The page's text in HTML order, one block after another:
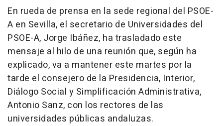
En rueda de prensa en la sede regional del PSOE-
A en Sevilla, el secretario de Universidades del
PSOE-A, Jorge Ibáñez, ha trasladado este
mensaje al hilo de una reunión que, según ha
explicado, va a mantener este martes por la
tarde el consejero de la Presidencia, Interior,
Diálogo Social y Simplificación Administrativa,
Antonio Sanz, con los rectores de las
universidades públicas andaluzas.